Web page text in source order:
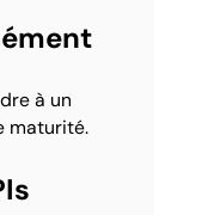
à un
maturité.